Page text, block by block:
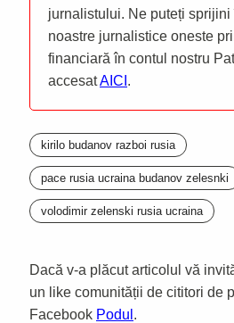
jurnalistului. Ne puteți
noastre jurnalistice oneste
financiară în contul nostru
accesatAICI .
kirilo budanov razboi rusia
pace rusia ucraina budanov zelesnki
volodimir zelenski rusia ucraina
Dacă v-a plăcut articolul vă
un like comunității de cititori de
Facebook Podul .